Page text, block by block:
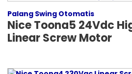
Palang Swing Otomatis
Nice Toona5 24Vdc
Linear Screw Motor